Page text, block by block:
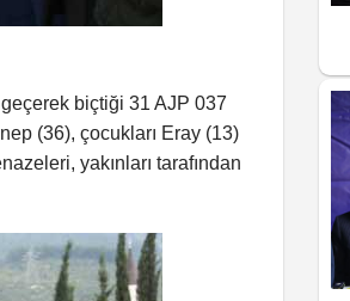
biçtiği 31 AJP 037
(36), çocukları Eray (13)
yakınları tarafından